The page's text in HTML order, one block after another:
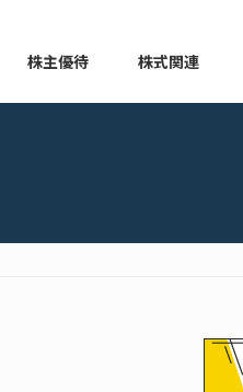
株主優待 株式関連